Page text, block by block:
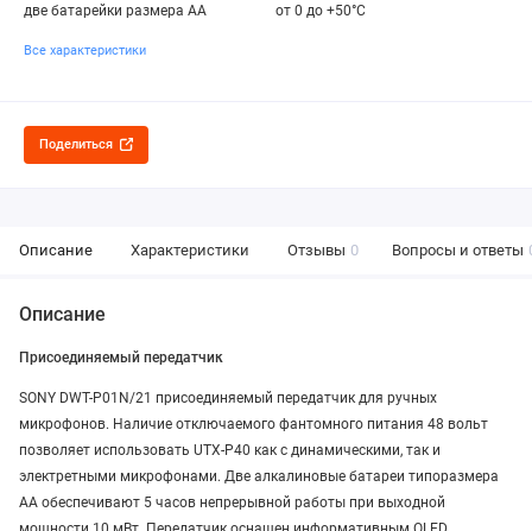
две батарейки размера AA от 0 до +50°C
Все характеристики
Поделиться
Описание Характеристики Отзывы 0 Вопросы и ответы
Описание
Присоединяемый передатчик
SONY DWT-P01N/21 присоединяемый передатчик для ручных
микрофонов. Наличие отключаемого фантомного питания 48 вольт
позволяет использовать UTX-P40 как с динамическими, так и
электретными микрофонами. Две алкалиновые батареи типоразмера
AA обеспечивают 5 часов непрерывной работы при выходной